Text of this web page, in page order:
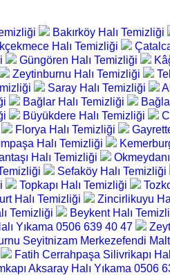
Bakırköy Halı Temizliği
Halı Temizliği
Güngören Halı Temizliği
Zeytinburnu Halı Temizliği
Saray Halı Temizliği
Bağlar Halı Temizliği
Büyükdere Halı Temizliği
Florya Halı Temizliği
Halı Temizliği
Halı Temizliği
Sefaköy Halı Temizliği
Topkapı Halı Temizliği
Halı Temizliği Zincirlikuyu
Temizliği Beykent Halı
Yıkama 0506 639 40 47
Seyitnizam Merkezefendi
Fatih Cerrahpaşa Silivrikapı
Aksaray Halı Yıkama 0506